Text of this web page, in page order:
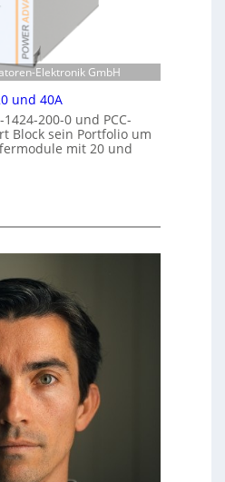
Elektronik GmbH
und 40A
200-0 und PCC-
Block sein Portfolio um
mit 20 und